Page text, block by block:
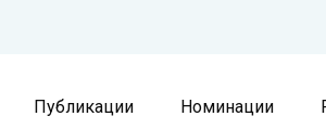
Публикации Номинации